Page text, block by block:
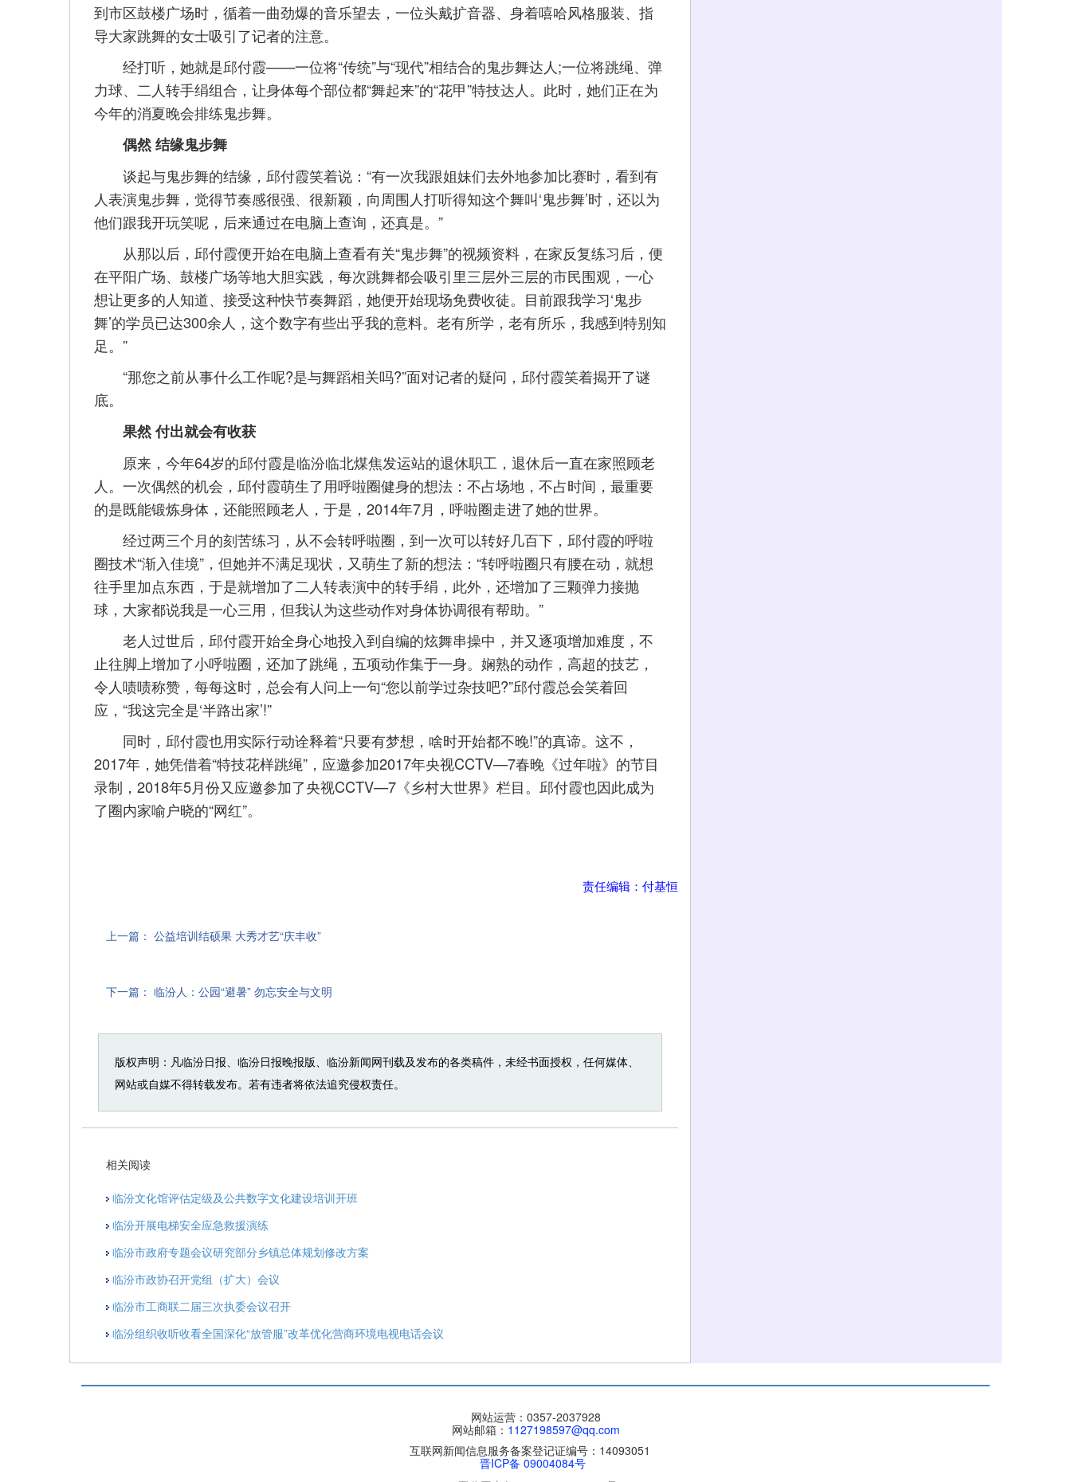
到市区鼓楼广场时，循着一曲劲爆的音乐望去，一位头戴扩音器、身着嘻哈风格服装、指
导大家跳舞的女士吸引了记者的注意。
经打听，她就是邱付霞——一位将“传统”与“现代”相结合的鬼步舞达人;一位将跳绳、弹
力球、二人转手绢组合，让身体每个部位都“舞起来”的“花甲”特技达人。此时，她们正在为
今年的消夏晚会排练鬼步舞。
偶然 结缘鬼步舞
谈起与鬼步舞的结缘，邱付霞笑着说：“有一次我跟姐妹们去外地参加比赛时，看到有
人表演鬼步舞，觉得节奏感很强、很新颖，向周围人打听得知这个舞叫‘鬼步舞’时，还以为
他们跟我开玩笑呢，后来通过在电脑上查询，还真是。”
从那以后，邱付霞便开始在电脑上查看有关“鬼步舞”的视频资料，在家反复练习后，便
在平阳广场、鼓楼广场等地大胆实践，每次跳舞都会吸引里三层外三层的市民围观，一心
想让更多的人知道、接受这种快节奏舞蹈，她便开始现场免费收徒。目前跟我学习‘鬼步
舞’的学员已达300余人，这个数字有些出乎我的意料。老有所学，老有所乐，我感到特别知
足。”
“那您之前从事什么工作呢?是与舞蹈相关吗?”面对记者的疑问，邱付霞笑着揭开了谜
底。
果然 付出就会有收获
原来，今年64岁的邱付霞是临汾临北煤焦发运站的退休职工，退休后一直在家照顾老
人。一次偶然的机会，邱付霞萌生了用呼啦圈健身的想法：不占场地，不占时间，最重要
的是既能锻炼身体，还能照顾老人，于是，2014年7月，呼啦圈走进了她的世界。
经过两三个月的刻苦练习，从不会转呼啦圈，到一次可以转好几百下，邱付霞的呼啦
圈技术“渐入佳境”，但她并不满足现状，又萌生了新的想法：“转呼啦圈只有腰在动，就想
往手里加点东西，于是就增加了二人转表演中的转手绢，此外，还增加了三颗弹力接抛
球，大家都说我是一心三用，但我认为这些动作对身体协调很有帮助。”
老人过世后，邱付霞开始全身心地投入到自编的炫舞串操中，并又逐项增加难度，不
止往脚上增加了小呼啦圈，还加了跳绳，五项动作集于一身。娴熟的动作，高超的技艺，
令人啧啧称赞，每每这时，总会有人问上一句“您以前学过杂技吧?”邱付霞总会笑着回
应，“我这完全是‘半路出家’!”
同时，邱付霞也用实际行动诠释着“只要有梦想，啥时开始都不晚!”的真谛。这不，
2017年，她凭借着“特技花样跳绳”，应邀参加2017年央视CCTV—7春晚《过年啦》的节目
录制，2018年5月份又应邀参加了央视CCTV—7《乡村大世界》栏目。邱付霞也因此成为
了圈内家喻户晓的“网红”。
责任编辑：付基恒
上一篇： 公益培训结硕果 大秀才艺“庆丰收”
下一篇： 临汾人：公园“避暑” 勿忘安全与文明
版权声明：凡临汾日报、临汾日报晚报版、临汾新闻网刊载及发布的各类稿件，未经书面授权，任何媒体、
网站或自媒不得转载发布。若有违者将依法追究侵权责任。
相关阅读
临汾文化馆评估定级及公共数字文化建设培训开班
临汾开展电梯安全应急救援演练
临汾市政府专题会议研究部分乡镇总体规划修改方案
临汾市政协召开党组（扩大）会议
临汾市工商联二届三次执委会议召开
临汾组织收听收看全国深化“放管服”改革优化营商环境电视电话会议
网站运营：0357-2037928
网站邮箱： 1127198597@qq.com
互联网新闻信息服务备案登记证编号：14093051
晋ICP备 09004084号